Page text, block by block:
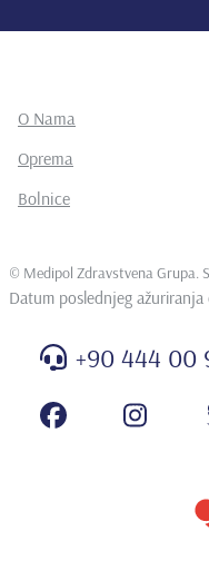
O Nama
Oprema
Bolnice
© Medipol Zdravstvena Grupa.
Datum poslednjeg
+90 444 00